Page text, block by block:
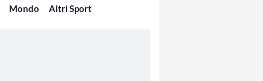
Mondo Altri Sport